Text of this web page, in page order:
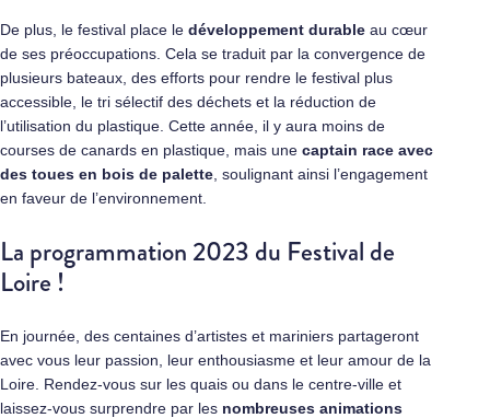
De plus, le festival place le développement durable au cœur
de ses préoccupations. Cela se traduit par la convergence de
plusieurs bateaux, des efforts pour rendre le festival plus
accessible, le tri sélectif des déchets et la réduction de
l’utilisation du plastique. Cette année, il y aura moins de
courses de canards en plastique, mais une captain race avec
des toues en bois de palette , soulignant ainsi l’engagement
en faveur de l’environnement.
La programmation 2023 du Festival de
Loire !
En journée, des centaines d’artistes et mariniers partageront
avec vous leur passion, leur enthousiasme et leur amour de la
Loire. Rendez-vous sur les quais ou dans le centre-ville et
laissez-vous surprendre par les nombreuses animations